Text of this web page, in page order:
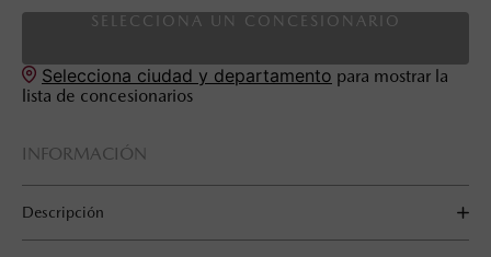
SELECCIONA UN CONCESIONARIO
Selecciona ciudad y departamento para mostrar la
lista de concesionarios
INFORMACIÓN
Descripción